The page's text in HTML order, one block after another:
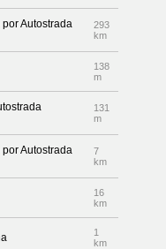
Autostrada
293
km
138
m
131
m
Autostrada
7
km
16
km
1
km